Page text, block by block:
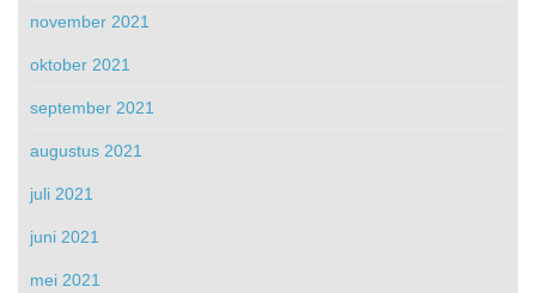
november 2021
oktober 2021
september 2021
augustus 2021
juli 2021
juni 2021
mei 2021